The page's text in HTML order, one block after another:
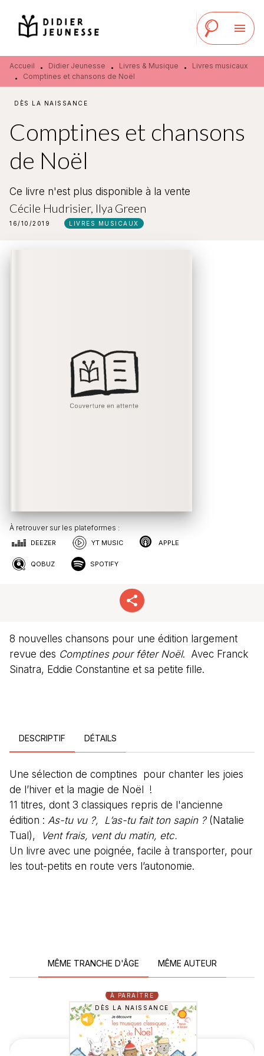
MENU RECHERCHE
PIED DE PAGE
menu
Accueil • Didier Jeunesse • Livres & Musique •
Livres musicaux
•
Comptines et chansons de Noël
DÈS LA NAISSANCE
Comptines et chansons
de Noël
Ce livre n'est plus disponible à la vente
Cécile Hudrisier, Ilya Green
16/10/2019 LIVRES MUSICAUX
8 nouvelles chansons pour une édition largement
revue des Comptines pour fêter Noël. Avec Franck
Sinatra, Eddie Constantine et sa petite fille.
À retrouver sur les plateformes :
DEEZER YT MUSIC APPLE
QOBUZ SPOTIFY
DESCRIPTIF DÉTAILS
Une sélection de comptines pour chanter les joies
de l’hiver et la magie de Noël !
11 titres, dont 3 classiques repris de l'ancienne
édition : As-tu vu ?, L’as-tu fait ton sapin ?(Natalie
Tual),
Vent frais, vent du matin, etc.
Un livre avec une poignée, facile à transporter, pour
les tout-petits en route vers l’autonomie.
MÊME TRANCHE D'ÂGE MÊME AUTEUR
À PARAÎTRE
DÈS LA NAISSANCE